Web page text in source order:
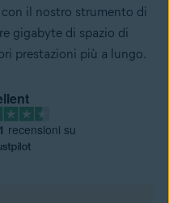
il nostro strumento di
gigabyte di spazio di
prestazioni più a lungo.
recensioni su